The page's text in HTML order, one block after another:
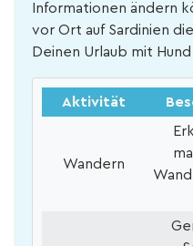
Informationen ändern
vor Ort auf Sardinien
Deinen Urlaub mit Hund
Aktivität
Wandern